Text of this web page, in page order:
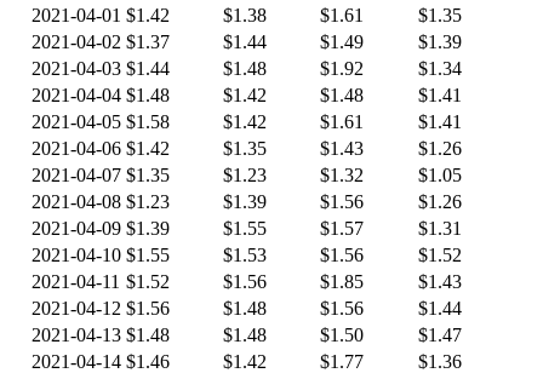
2021-04-01 $1.42 $1.38 $1.61
$1.35
2021-04-02 $1.37 $1.44 $1.49
$1.39
2021-04-03 $1.44 $1.48 $1.92
$1.34
2021-04-04 $1.48 $1.42 $1.48
$1.41
2021-04-05 $1.58 $1.42 $1.61
$1.41
2021-04-06 $1.42 $1.35 $1.43
$1.26
2021-04-07 $1.35 $1.23 $1.32
$1.05
2021-04-08 $1.23 $1.39 $1.56
$1.26
2021-04-09 $1.39 $1.55 $1.57
$1.31
2021-04-10 $1.55 $1.53 $1.56
$1.52
2021-04-11 $1.52 $1.56 $1.85
$1.43
2021-04-12 $1.56 $1.48 $1.56
$1.44
2021-04-13 $1.48 $1.48 $1.50
$1.47
2021-04-14 $1.46 $1.42 $1.77
$1.36